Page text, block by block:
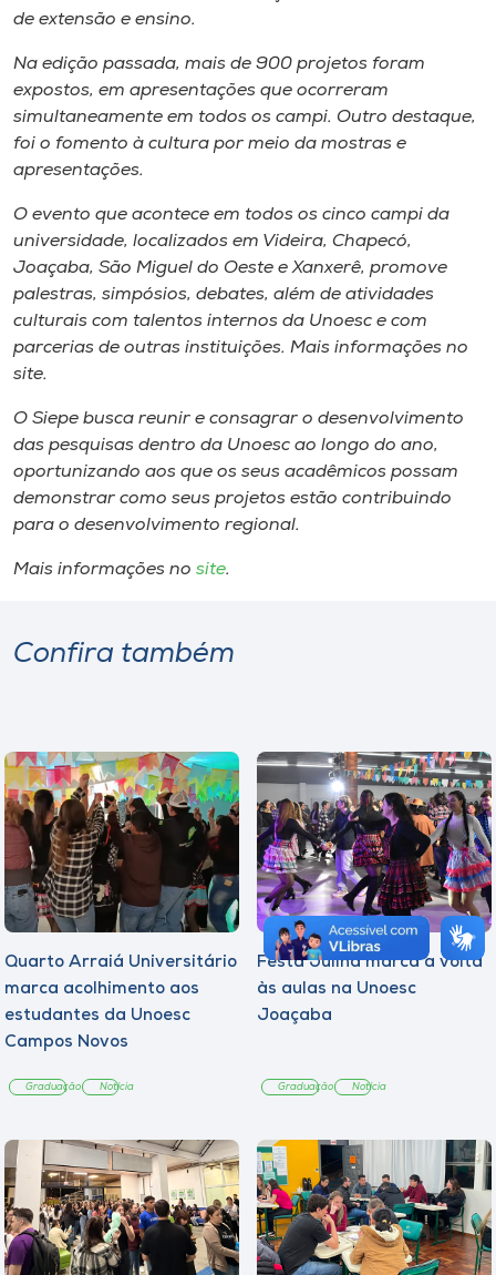
o idioma
A+
A-
de extensão e ensino.
Na edição passada, mais de 900 projetos foram
expostos, em apresentações que ocorreram
simultaneamente em todos os campi. Outro destaque,
foi o fomento à cultura por meio da mostras e
apresentações.
O evento que acontece em todos os cinco campi da
universidade, localizados em Videira, Chapecó,
Joaçaba, São Miguel do Oeste e Xanxerê, promove
palestras, simpósios, debates, além de atividades
culturais com talentos internos da Unoesc e com
parcerias de outras instituições. Mais informações no
site.
O Siepe busca reunir e consagrar o desenvolvimento
das pesquisas dentro da Unoesc ao longo do ano,
oportunizando aos que os seus acadêmicos possam
demonstrar como seus projetos estão contribuindo
para o desenvolvimento regional.
Mais informações no site.
Confira também
Quarto Arraiá Universitário
marca acolhimento aos
estudantes da Unoesc
Campos Novos
Graduação Notícia
Festa Julina marca a volta
às aulas na Unoesc
Joaçaba
Graduação Notícia